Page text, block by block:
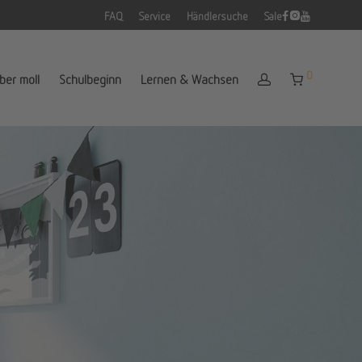
FAQ Service Händlersuche Sale
moll Schulbeginn Lernen & Wachsen 0